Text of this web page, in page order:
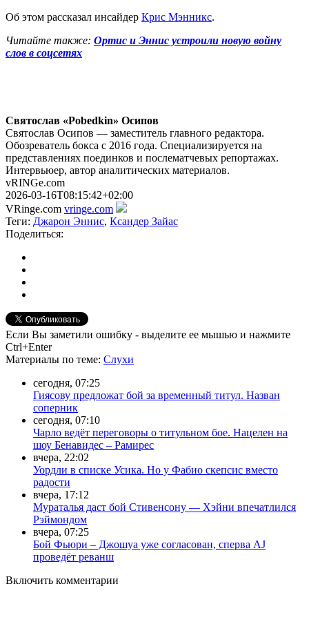
Об этом рассказал инсайдер Крис Мэнникс.
Читайте также: Ортис и Эннис устроили новую войну
слов в соцсетях
Святослав «Pobedkin» Осипов
Святослав Осипов — заместитель главного редактора.
Обозреватель бокса с 2016 года. Специализируется на
представлениях поединков и послематчевых репортажах.
Интервьюер, автор аналитических материалов.
vRINGe.com
2026-03-16T08:15:42+02:00
VRinge.com vringe.com
Теги: Джарон Эннис, Ксандер Зайас
Поделиться:
Если Вы заметили ошибку - выделите ее мышью и нажмите
Ctrl+Enter
Материалы по теме: Слухи
сегодня, 07:25
Гиясову предложат бой за временный титул. Назван
соперник
сегодня, 07:10
Чарло ведёт переговоры о титульном бое. Нацелен на
шоу Бенавидес – Рамирес
вчера, 22:02
Уордли в списке Усика. Но у Фабио скепсис вместо
радости
вчера, 17:12
Мураталья даст бой Стивенсону — Хэйни впечатлился
Рэймондом
вчера, 07:25
Бой Фьюри – Джошуа уже согласован, сперва AJ
проведёт реванш
Включить комментарии